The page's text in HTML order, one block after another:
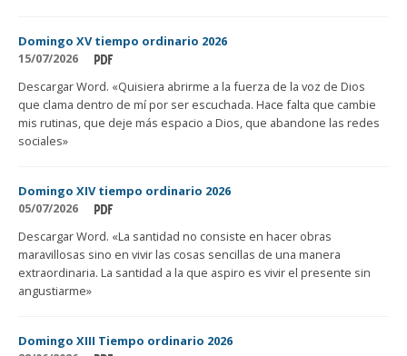
Domingo XV tiempo ordinario 2026
15/07/2026
Descargar Word. «Quisiera abrirme a la fuerza de la voz de Dios
que clama dentro de mí por ser escuchada. Hace falta que cambie
mis rutinas, que deje más espacio a Dios, que abandone las redes
sociales»
Domingo XIV tiempo ordinario 2026
05/07/2026
Descargar Word. «La santidad no consiste en hacer obras
maravillosas sino en vivir las cosas sencillas de una manera
extraordinaria. La santidad a la que aspiro es vivir el presente sin
angustiarme»
Domingo XIII Tiempo ordinario 2026